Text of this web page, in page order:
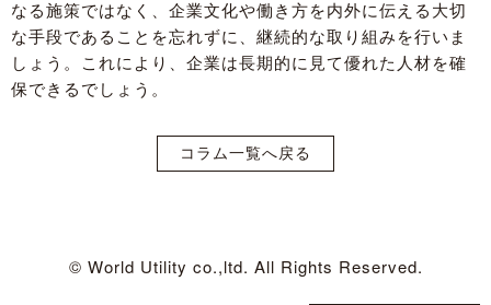
なる施策ではなく、企業文化や働き方を内外に伝える大切
な手段であることを忘れずに、継続的な取り組みを行いま
しょう。これにより、企業は長期的に見て優れた人材を確
保できるでしょう。
コラム一覧へ戻る
© World Utility co.,ltd. All Rights Reserved.